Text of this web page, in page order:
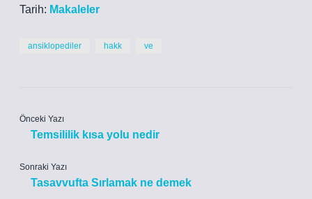
Tarih: Makaleler
ansiklopediler hakk ve
Önceki Yazı
Temsililik kısa yolu nedir
Sonraki Yazı
Tasavvufta Sırlamak ne demek